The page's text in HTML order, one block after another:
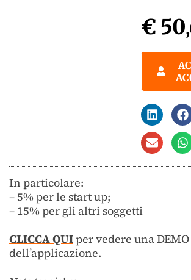
€ 50
In particolare:
– 5% per le start up;
– 15% per gli altri soggetti
CLICCA QUIper vedere una DEMO
dell’applicazione.